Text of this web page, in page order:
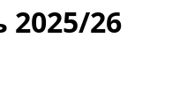
2025/26